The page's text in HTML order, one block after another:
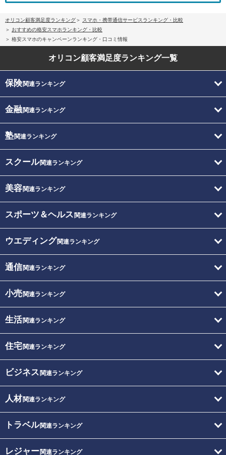
オリコン顧客満足度ランキング
スマホ・携帯通信サービスランキング・比較
おすすめの格安スマホランキング・比較
格安スマホのキャンペーンランキング・口コミ情報
オリコン顧客満足度ランキング一覧
保険関連ランキング
金融関連ランキング
塾関連ランキング
スクール関連ランキング
美容関連ランキング
スポーツ＆ヘルス 関連ランキング
ウエディング関連ランキング
通信関連ランキング
小売関連ランキング
生活関連ランキング
住宅関連ランキング
ビジネス 関連ランキング
人材関連ランキング
トラベル関連ランキング
レジャー関連ランキング